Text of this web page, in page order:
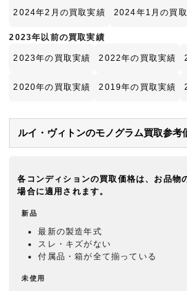
2024年2月の買取実績 2024年1月の買
2023年以前の買取実績
2023年の買取実績 2022年の買取実績
2020年の買取実績 2019年の買取実績
ルイ・ヴィトンのモノグラム買取参考
各コンディションの買取価格は、お品物
場合に適用されます。
新品
最新の製造年式
スレ・キズがない
付属品・箱が全て揃っている
未使用